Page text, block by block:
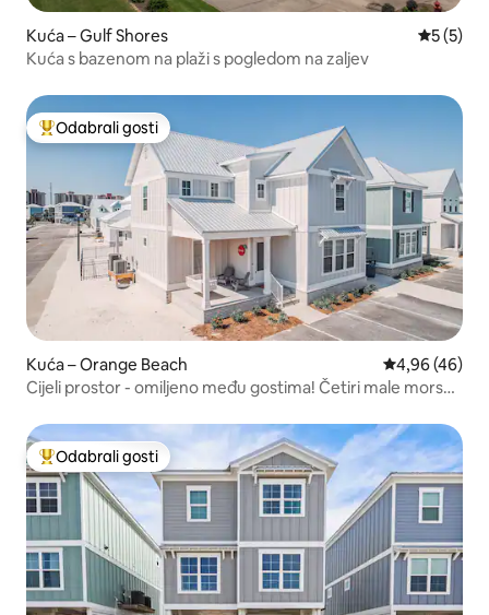
Kuća – Gulf Shores
5 (5)
Kuća s bazenom na plaži s pogledom na zaljev
Među najviše rangiranima s oznakom „Odabrali gosti”
Odabrali gosti
Kuća – Orange Beach Prosječna
4,96 (46)
Cijeli prostor - omiljeno među gostima! Četiri male morske
Među najviše rangiranima s oznakom „Odabrali gosti”
Odabrali gosti